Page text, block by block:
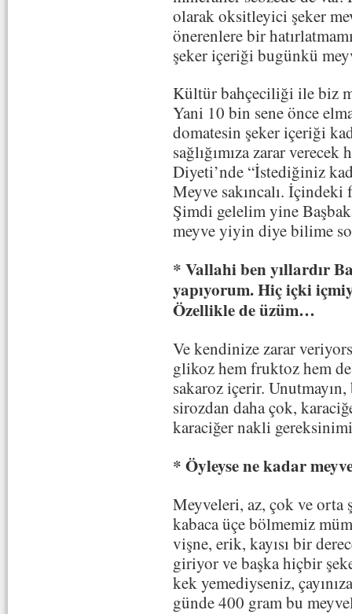
olarak oksitleyici şeker
önerenlere bir
şeker içeriği bugünkü
Kültür bahçeciliği ile biz
Yani 10 bin sene önce
domatesin şeker içeriği
sağlığımıza zarar
Diyeti’nde “İstediğiniz
Meyve sakıncalı. İçindeki
Şimdi gelelim yine
meyve yiyin diye bilime
* Vallahi ben yıllardır
yapıyorum. Hiç içki
Özellikle de üzüm…
Ve kendinize zarar
glikoz hem fruktoz hem
sakaroz içerir.
sirozdan daha çok,
karaciğer nakli
* Öyleyse ne kadar
Meyveleri, az, çok ve orta
kabaca üçe bölmemiz
vişne, erik, kayısı bir
giriyor ve başka hiçbir
kek yemediyseniz,
günde 400 gram bu